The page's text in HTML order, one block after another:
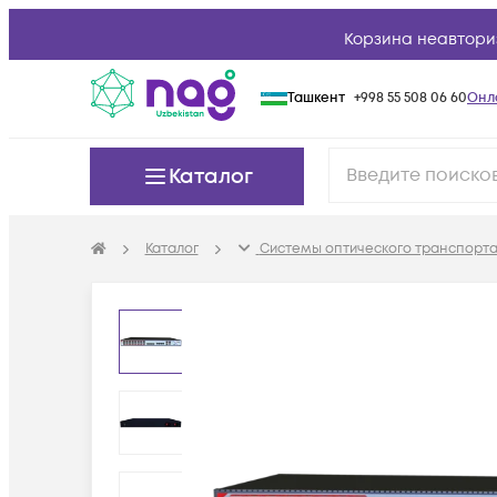
Корзина
Ташкент +998 55 508 06 60
Каталог
Каталог Системы оптического